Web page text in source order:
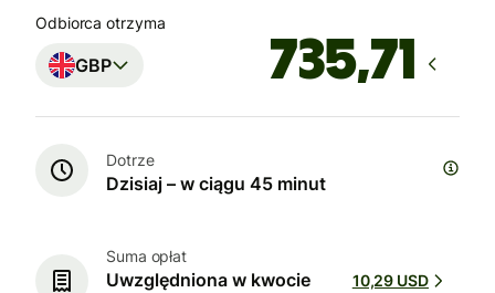
Odbiorca otrzyma
GBP
Dotrze
Dzisiaj – w ciągu 45 minut
Suma opłat
Uwzględniona w kwocie
10,29 USD